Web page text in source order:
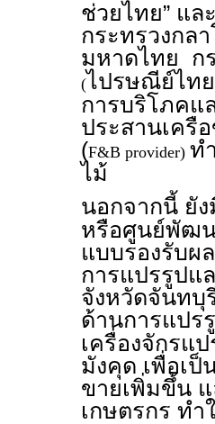
ช่วยไทย” แ
กระทรวงกล
มหาดไทย ก
(ไปรษณีย์ไทย
การบริโภคแ
ประสานเครื
(F&B provider) ท
ไม้
นอกจากนี้ ยั
หรือศูนย์พัฒ
แบบรองรับผ
การแปรรูปแ
จังหวัดจันทบุ
ด้านการแปร
เครื่องจักรแ
มังคุด เพื่อเป็
ขายเพิ่มขึ้น
เกษตรกร ท